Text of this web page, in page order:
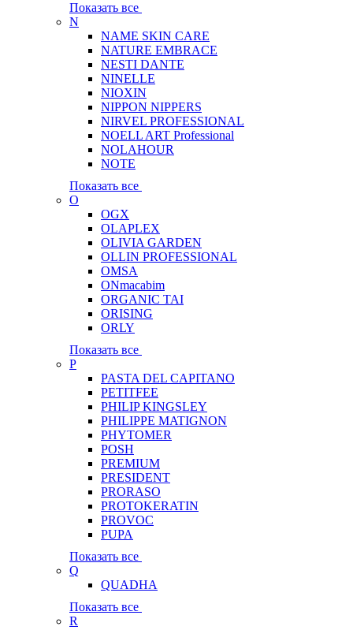
Показать все
N
NAME SKIN CARE
NATURE EMBRACE
NESTI DANTE
NINELLE
NIOXIN
NIPPON NIPPERS
NIRVEL PROFESSIONAL
NOELL ART Professional
NOLAHOUR
NOTE
Показать все
O
OGX
OLAPLEX
OLIVIA GARDEN
OLLIN PROFESSIONAL
OMSA
ONmacabim
ORGANIC TAI
ORISING
ORLY
Показать все
P
PASTA DEL CAPITANO
PETITFEE
PHILIP KINGSLEY
PHILIPPE MATIGNON
PHYTOMER
POSH
PREMIUM
PRESIDENT
PRORASO
PROTOKERATIN
PROVOC
PUPA
Показать все
Q
QUADHA
Показать все
R